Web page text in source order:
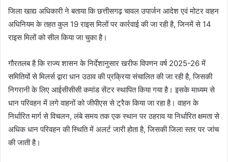
जिला खाद्य अधिकारी ने बताया कि छत्तीसगढ़ चावल उपार्जन आदेश एवं मोटर वाहन
अधिनियम के तहत कुल 19 राइस मिलों पर कार्रवाई की जा रही है, जिनमें से 14
राइस मिलों को सील किया जा चुका है।
गौरतलब है कि राज्य शासन के निर्देशानुसार खरीफ विपणन वर्ष 2025-26 में
समितियों से मिलर्स द्वारा धान उठाव की प्रक्रिया संचालित की जा रही है, जिसकी
निगरानी के लिए आईसीसीसी कमांड सेंटर स्थापित किया गया है। इसके माध्यम से
धान परिवहन में लगे वाहनों को जीपीएस से ट्रैक किया जा रहा है। वाहन के
निर्धारित मार्ग से विचलन, लंबे समय तक एक स्थान पर ठहराव या निर्धारित क्षमता से
अधिक धान परिवहन की स्थिति में अलर्ट जारी होता है, जिसकी जिला स्तर पर जांच
की जाती है।